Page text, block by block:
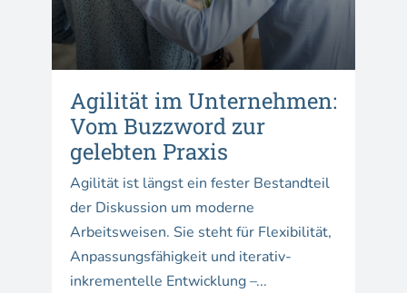
Agilität im Unternehmen:
Vom Buzzword zur
gelebten Praxis
Agilität ist längst ein fester Bestandteil
der Diskussion um moderne
Arbeitsweisen. Sie steht für Flexibilität,
Anpassungsfähigkeit und iterativ-
inkrementelle Entwicklung –...